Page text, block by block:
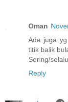
Oman
Ada juga
titik balik
Sering/
Reply